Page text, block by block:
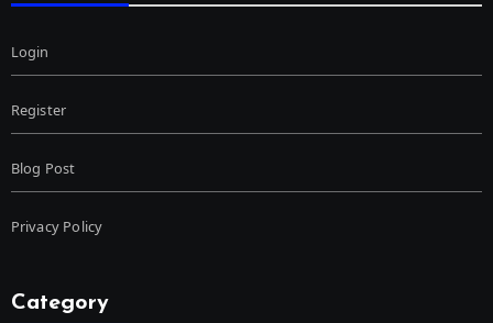
Login
Register
Blog Post
Privacy Policy
Category